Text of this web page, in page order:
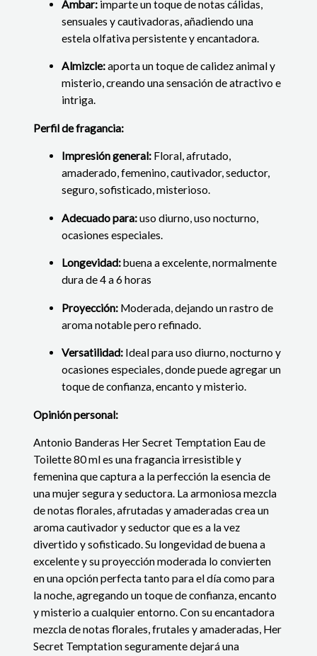
Ámbar: imparte un toque de notas cálidas,
sensuales y cautivadoras, añadiendo una
estela olfativa persistente y encantadora.
Almizcle:aporta un toque de calidez animal y
misterio, creando una sensación de atractivo e
intriga.
Perfil de fragancia:
Impresión general: Floral, afrutado,
amaderado, femenino, cautivador, seductor,
seguro, sofisticado, misterioso.
Adecuado para:uso diurno, uso nocturno,
ocasiones especiales.
Longevidad:buena a excelente, normalmente
dura de 4 a 6 horas
Proyección: Moderada, dejando un rastro de
aroma notable pero refinado.
Versatilidad: Ideal para uso diurno, nocturno y
ocasiones especiales, donde puede agregar un
toque de confianza, encanto y misterio.
Opinión personal:
Antonio Banderas Her Secret Temptation Eau de
Toilette 80 ml es una fragancia irresistible y
femenina que captura a la perfección la esencia de
una mujer segura y seductora. La armoniosa mezcla
de notas florales, afrutadas y amaderadas crea un
aroma cautivador y seductor que es a la vez
divertido y sofisticado. Su longevidad de buena a
excelente y su proyección moderada lo convierten
en una opción perfecta tanto para el día como para
la noche, agregando un toque de confianza, encanto
y misterio a cualquier entorno. Con su encantadora
mezcla de notas florales, frutales y amaderadas, Her
Secret Temptation seguramente dejará una